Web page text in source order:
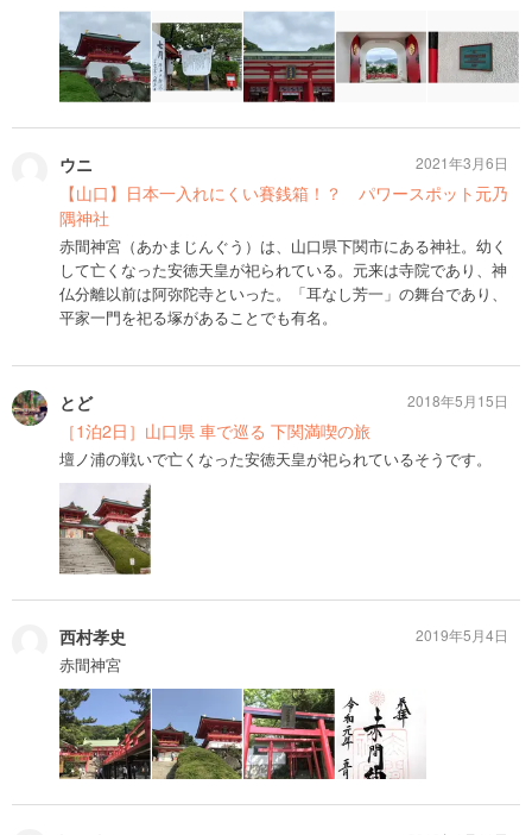
ウニ
【山口】日本一入れにくい賽銭箱！？ パワースポット元乃
隅神社
赤間神宮（あかまじんぐう）は、山口県下関市にある神社。幼く
して亡くなった安徳天皇が祀られている。元来は寺院であり、神
仏分離以前は阿弥陀寺といった。「耳なし芳一」の舞台であり、
平家一門を祀る塚があることでも有名。
2021年3月6日
とど
［1泊2日］山口県 車で巡る 下関満喫の旅
壇ノ浦の戦いで亡くなった安徳天皇が祀られているそうです。
2018年5月15日
西村孝史
赤間神宮
2019年5月4日